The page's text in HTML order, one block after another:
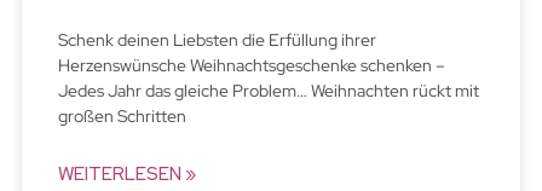
Schenk deinen Liebsten die Erfüllung ihrer
Herzenswünsche Weihnachtsgeschenke schenken –
Jedes Jahr das gleiche Problem… Weihnachten rückt mit
großen Schritten
WEITERLESEN »